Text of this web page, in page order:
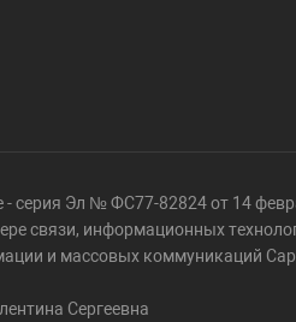
- серия Эл № ФС77-82824 от 14
связи, информационных
и массовых коммуникаций
Сергеевна